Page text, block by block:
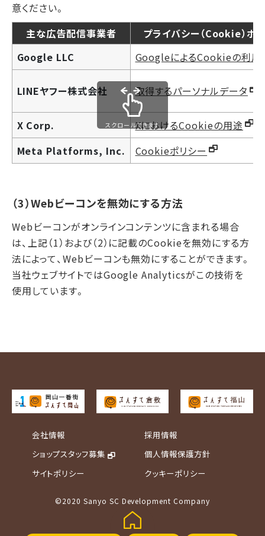
意ください。
主な広告配信事業者
プライバシー（Cookie）ポ
Google LLC
GoogleによるCookieの利用
LINEヤフー株式会社 取得するパーソナルデータ
X Corp.
XにおけるCookieの用途
Meta Platforms, Inc.
Cookieポリシー
スクロールできます
（3）Webビーコンを無効にする方法
Webビーコンがオンラインコンテンツに含まれる場合
は、上記（1）および（2）に記載のCookieを無効にする方
法によって、Webビーコンも無効にすることができます。
当社ウェブサイトではGoogle Analyticsがこの技術を
使用しています。
会社情報
ショップスタッフ募集
サイトポリシー
採用情報
個人情報保護方針
クッキーポリシー
©2020 Sanyo SC Development Company